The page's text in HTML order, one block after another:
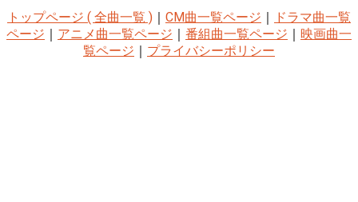
トップページ ( 全曲一覧 ) ｜ CM曲一覧ページ ｜
ドラマ曲一覧
ページ ｜ アニメ曲一覧ページ ｜ 番組曲一覧ページ ｜ 映画曲一
覧ページ ｜ プライバシーポリシー